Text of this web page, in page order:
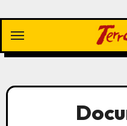
contenido